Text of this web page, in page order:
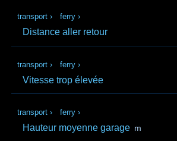
transport › ferry ›
Distance aller retour
transport › ferry ›
Vitesse trop élevée
transport › ferry ›
Hauteur moyenne garage m